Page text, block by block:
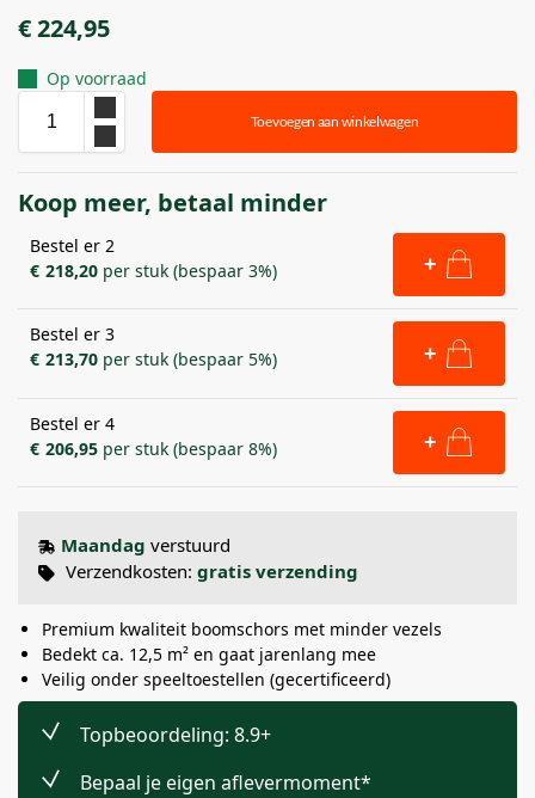
€224,95
Op voorraad
Toevoegen aan winkelwagen
Koop meer, betaal minder
Bestel er 2
€ 218,20 per stuk (bespaar 3%) +
Bestel er 3
€ 213,70 per stuk (bespaar 5%) +
Bestel er 4
€ 206,95 per stuk (bespaar 8%) +
Maandag verstuurd
Verzendkosten: gratis verzending
Premium kwaliteit boomschors met minder vezels
Bedekt ca. 12,5 m² en gaat jarenlang mee
Veilig onder speeltoestellen (gecertificeerd)
Topbeoordeling: 8.9+
Bepaal je eigen aflevermoment*